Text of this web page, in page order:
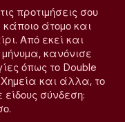
προτιμήσεις σου
άτομο και
Από εκεί και
κανόνισε
όπως το Double
Χημεία και άλλα, το
σύνδεση: